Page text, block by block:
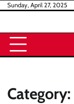
SkipSunday, April 27, 2025
Category: